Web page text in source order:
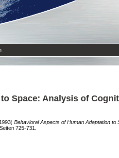
Space: Analysis of
Behavioral Aspects of Human Adaptation
725-731.